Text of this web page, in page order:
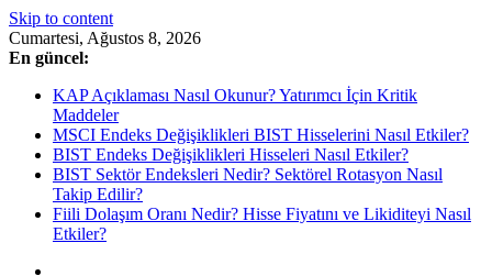
Skip to content
Cumartesi, Ağustos 8, 2026
En güncel:
KAP Açıklaması Nasıl Okunur? Yatırımcı İçin Kritik
Maddeler
MSCI Endeks Değişiklikleri BIST Hisselerini Nasıl Etkiler?
BIST Endeks Değişiklikleri Hisseleri Nasıl Etkiler?
BIST Sektör Endeksleri Nedir? Sektörel Rotasyon Nasıl
Takip Edilir?
Fiili Dolaşım Oranı Nedir? Hisse Fiyatını ve Likiditeyi Nasıl
Etkiler?